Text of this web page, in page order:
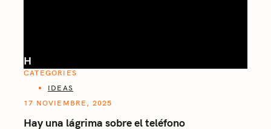
H
CATEGORIES
IDEAS
17 NOVIEMBRE, 2025
Hay una lágrima sobre el teléfono